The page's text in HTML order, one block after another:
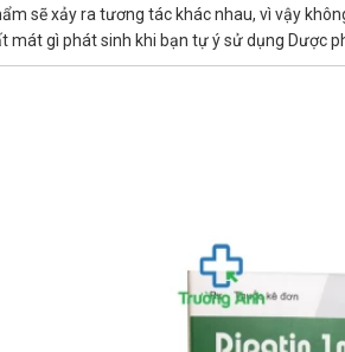
khuyến cáo là 10/10 mg/ngày hoặc 10/20
gan: Không cần thiết điều chỉnh liều dùng ở
tuổi: Không cần thiết điều chỉnh liều dùng ở
amiodaron, amlodipin, ranolazin: Liều
sẽ xảy ra tương tác khác nhau, vì vậy
mát gì phát sinh khi bạn tự ý sử dụng Dược